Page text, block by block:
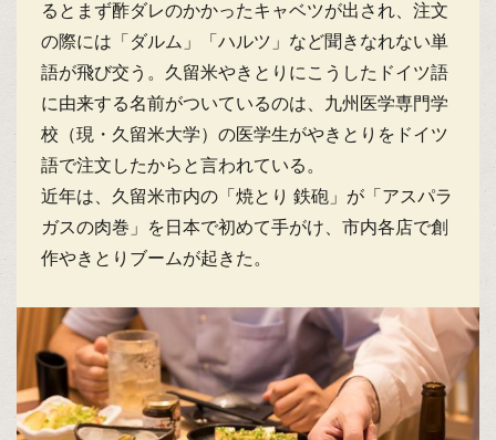
るとまず酢ダレのかかったキャベツが出され、注文
の際には「ダルム」「ハルツ」など聞きなれない単
語が飛び交う。久留米やきとりにこうしたドイツ語
に由来する名前がついているのは、九州医学専門学
校（現・久留米大学）の医学生がやきとりをドイツ
語で注文したからと言われている。
近年は、久留米市内の「焼とり 鉄砲」が「アスパラ
ガスの肉巻」を日本で初めて手がけ、市内各店で創
作やきとりブームが起きた。